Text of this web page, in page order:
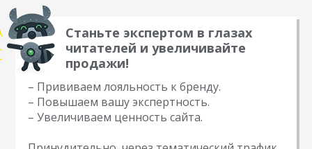
Станьте экспертом в глазах
читателей и увеличивайте
продажи!
– Прививаем лояльность к бренду.
– Повышаем вашу экспертность.
– Увеличиваем ценность сайта.